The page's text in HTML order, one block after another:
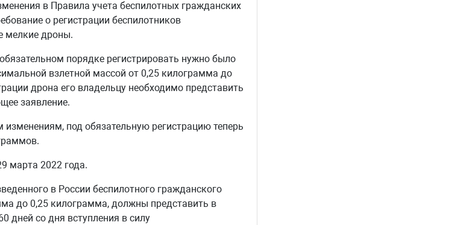
в Правила учета беспилотных гражданских
о регистрации беспилотников
мелкие дроны.
порядке регистрировать нужно было
взлетной массой от 0,25 килограмма до
дрона его владельцу необходимо представить
заявление.
изменениям, под обязательную регистрацию теперь
марта 2022 года.
в России беспилотного гражданского
до 0,25 килограмма, должны представить в
дней со дня вступления в силу